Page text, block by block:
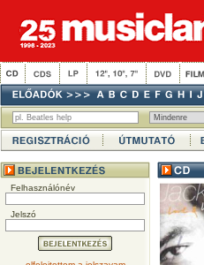
Felhasználónév
Jelszó